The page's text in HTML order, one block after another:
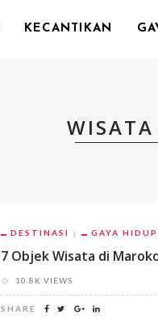
KECANTIKAN
DESTINASI GAYA HIDUP
7 Objek Wisata di
10.8K VIEWS
SHARE